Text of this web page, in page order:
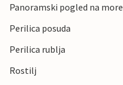
Panoramski pogled na more
Perilica posuda
Perilica rublja
Rostilj